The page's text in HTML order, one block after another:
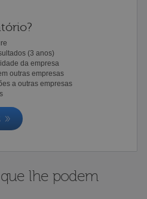
(3 anos)
da empresa
outras empresas
a outras empresas
»
lhe podem